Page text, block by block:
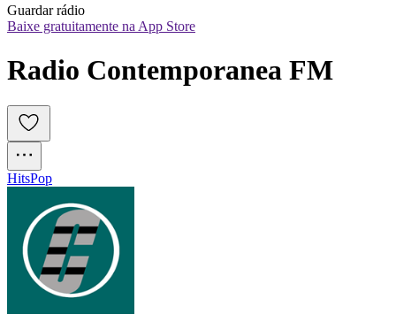
Guardar rádio
Baixe gratuitamente na App Store
Radio Contemporanea FM
HitsPop